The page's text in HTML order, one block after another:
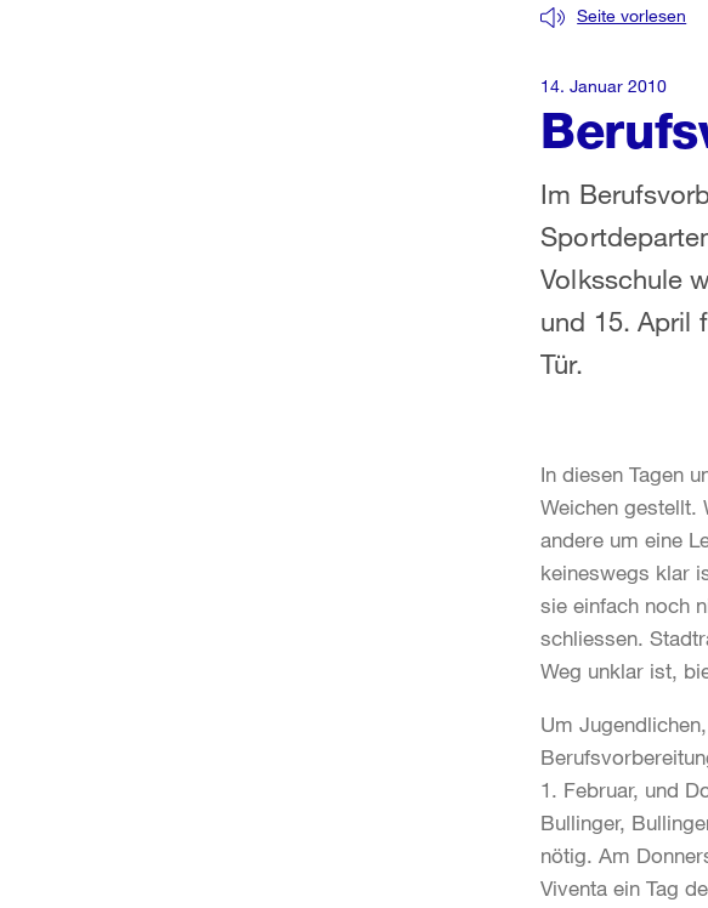
Seite vorlesen
Im
Volksschule
und 15. April
Tür.
14. Januar 2010
In diesen Tagen
Weichen gestellt.
andere um eine
keineswegs klar
sie einfach noch
schliessen.
Weg unklar ist,
Um
1. Februar, und
Bullinger,
nötig. Am
Viventa ein Tag